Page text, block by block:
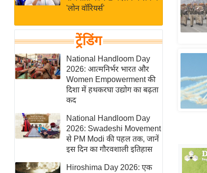
News
Hindi
Videos
खेल
क्रिकेट
IPL
2026
मिसाल बेमिसाल
शख्सियत
यंग इंडिया
साहित्य जगत
'लोन वॉरियर्स'
ट्रेंडिंग
National Handloom Day
2026: आत्मनिर्भर भारत और
Women Empowerment की
दिशा में हथकरघा उद्योग का बढ़ता
कद
National Handloom Day
2026: Swadeshi Movement
से PM Modi की पहल तक, जानें
इस दिन का गौरवशाली इतिहास
Hiroshima Day 2026: एक